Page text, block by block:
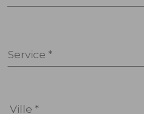
Service *
Ville *